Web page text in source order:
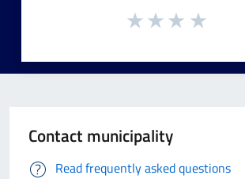
Contact municipality
Read frequently asked questions